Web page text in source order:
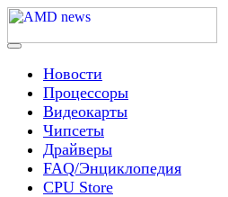
Skip
content
AMD news
Menu
Новости
Процессоры
Видеокарты
Чипсеты
Драйверы
FAQ/Энциклопедия
CPU Store